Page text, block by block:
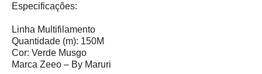
Especificações:
Linha Multifilamento
Quantidade (m): 150M
Cor: Verde Musgo
Marca Zeeo – By Maruri